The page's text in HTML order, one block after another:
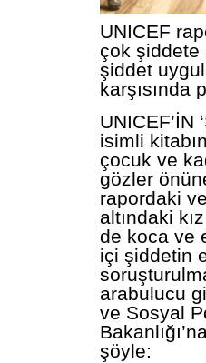
UNICEF
çok şiddete
şiddet
karşısında
UNICEF’İN
isimli
çocuk ve
gözler
rapordaki
altındaki
de koca ve
içi şiddetin
arabulucu
ve Sosyal
şöyle: